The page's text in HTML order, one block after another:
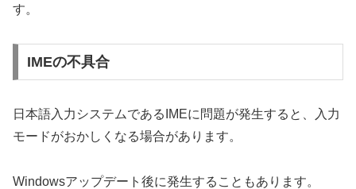
す。
IMEの不具合
日本語入力システムであるIMEに問題が発生すると、入力
モードがおかしくなる場合があります。
Windowsアップデート後に発生することもあります。